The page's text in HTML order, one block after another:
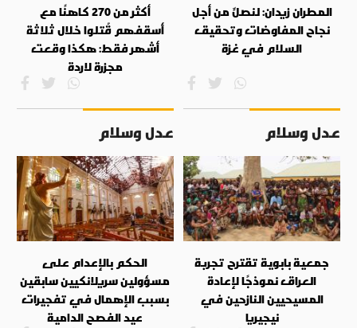
المطران زيدان: لنصلِّ من أجل
نجاح المفاوضات وتحقيق
السلام في غزة
أكثر من 270 كاهنًا مع
أسقفهم قُتلوا خلال ثلاثة
أشهر فقط: هكذا وقعت
مجزرة لاردة
عدل وسلام
جمعية بابوية تقترح تجربة
العراق نموذجًا لإعادة
المسيحيين النازحين في
نيجيريا
عدل وسلام
الحكم بالإعدام على
مسؤولين سريلانكيين سابقين
بسبب الإهمال في تفجيرات
عيد الفصح الدامية